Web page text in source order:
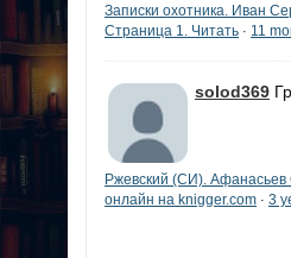
Записки охотника. Иван
Страница 1. Читать · 11
solod369
Ржевский (СИ). Афанасьев
онлайн на knigger.com · 3